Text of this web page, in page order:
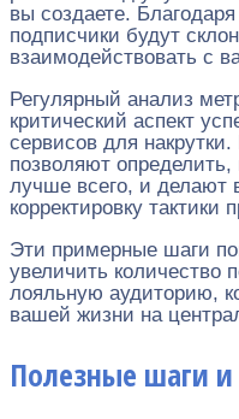
вы создаете.
подписчики будут
взаимодействовать с
Регулярный анализ
критический аспект
сервисов для
позволяют определить,
лучше всего, и делают
корректировку тактики
Эти примерные шаги
увеличить количество
лояльную аудиторию,
вашей жизни на
Полезные шаги и